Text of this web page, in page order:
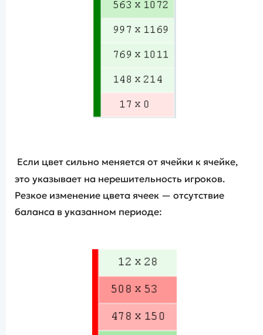
Если цвет сильно меняется от ячейки к ячейке,
это указывает на нерешительность игроков.
Резкое изменение цвета ячеек — отсутствие
баланса в указанном периоде: